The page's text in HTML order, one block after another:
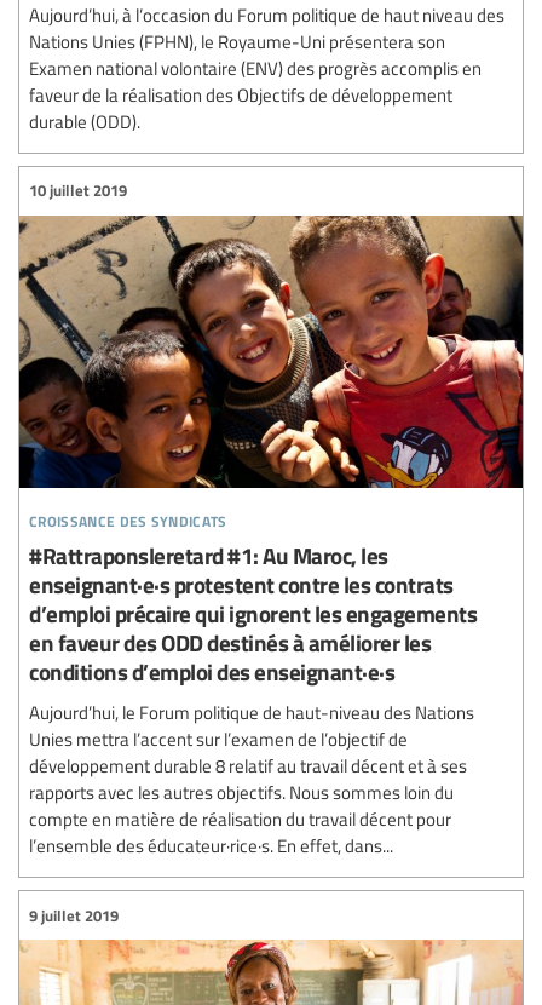
Aujourd’hui, à l’occasion du Forum politique de haut niveau des
Nations Unies (FPHN), le Royaume-Uni présentera son
Examen national volontaire (ENV) des progrès accomplis en
faveur de la réalisation des Objectifs de développement
durable (ODD).
croissance des syndicats
10 juillet 2019
#Rattraponsleretard #1: Au Maroc, les
enseignant·e·s protestent contre les contrats
d’emploi précaire qui ignorent les engagements
en faveur des ODD destinés à améliorer les
conditions d’emploi des enseignant·e·s
Aujourd’hui, le Forum politique de haut-niveau des Nations
Unies mettra l’accent sur l’examen de l’objectif de
développement durable 8 relatif au travail décent et à ses
rapports avec les autres objectifs. Nous sommes loin du
compte en matière de réalisation du travail décent pour
l’ensemble des éducateur·rice·s. En effet, dans...
9 juillet 2019